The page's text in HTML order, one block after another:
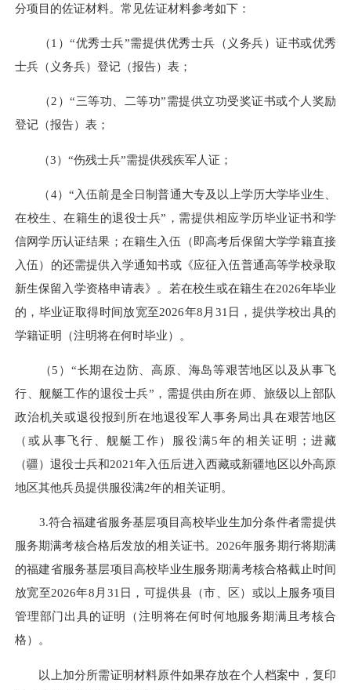
分项目的佐证材料。常见佐证材料参考如下：
（1）“优秀士兵”需提供优秀士兵（义务兵）证书或优秀
士兵（义务兵）登记（报告）表；
（2）“三等功、二等功”需提供立功受奖证书或个人奖励
登记（报告）表；
（3）“伤残士兵”需提供残疾军人证；
（4）“入伍前是全日制普通大专及以上学历大学毕业生、
在校生、在籍生的退役士兵”，需提供相应学历毕业证书和学
信网学历认证结果；在籍生入伍（即高考后保留大学学籍直接
入伍）的还需提供入学通知书或《应征入伍普通高等学校录取
新生保留入学资格申请表》。若在校生或在籍生在2026年毕业
的，毕业证取得时间放宽至2026年8月31日，提供学校出具的
学籍证明（注明将在何时毕业）。
（5）“长期在边防、高原、海岛等艰苦地区以及从事飞
行、舰艇工作的退役士兵”，需提供由所在师、旅级以上部队
政治机关或退役报到所在地退役军人事务局出具在艰苦地区
（或从事飞行、舰艇工作）服役满5年的相关证明；进藏
（疆）退役士兵和2021年入伍后进入西藏或新疆地区以外高原
地区其他兵员提供服役满2年的相关证明。
3.符合福建省服务基层项目高校毕业生加分条件者需提供
服务期满考核合格后发放的相关证书。2026年服务期行将期满
的福建省服务基层项目高校毕业生服务期满考核合格截止时间
放宽至2026年8月31日，可提供县（市、区）或以上服务项目
管理部门出具的证明（注明将在何时何地服务期满且考核合
格）。
以上加分所需证明材料原件如果存放在个人档案中，复印